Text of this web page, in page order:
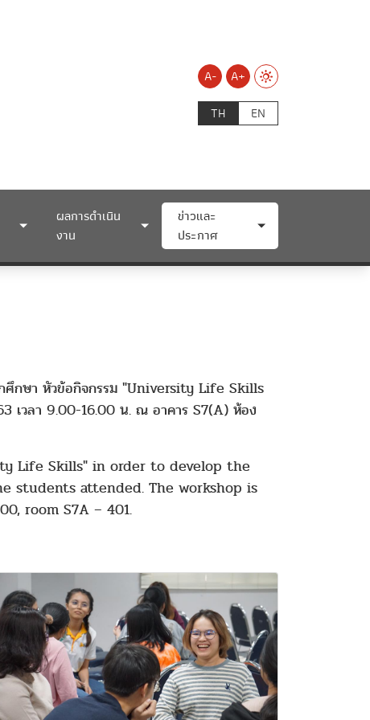
A-
A+
TH
EN
ผลการดำเนิน
งาน
ข่าวและ
ประกาศ
กศึกษา หัวข้อกิจกรรม "University Life Skills
เวลา 9.00-16.00 น. ณ อาคาร S7(A) ห้อง
Life Skills" in order to develop the
students attended. The workshop is
room S7A – 401.